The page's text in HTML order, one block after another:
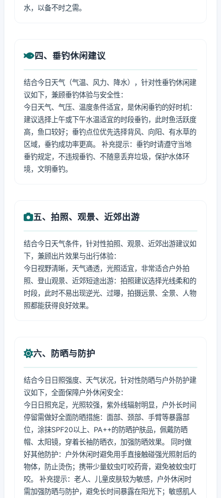
水，以备不时之需。
四、垂钓休闲建议
结合今日天气（气温、风力、降水），针对性垂钓休闲建
议如下，兼顾垂钓体验与安全性：
今日天气、气压、温度条件适宜，是休闲垂钓的好时机：
建议选择上午或下午水温适宜的时段垂钓，此时鱼活跃度
高，鱼口较好；垂钓点位优先选择背风、向阳、有水草的
区域，垂钓成功率更高。 补充提示：垂钓时请遵守当地
垂钓规定，不违规垂钓、不随意丢弃垃圾，保护水体环
境，文明垂钓。
五、拍照、观景、近郊出游
结合今日天气条件，针对性拍照、观景、近郊出游建议如
下，兼顾出片效果与出行体验：
今日视野清晰，天气通透，光照适宜，非常适合户外拍
照、登山观景、近郊短途出游：拍照建议选择光线柔和的
时段，此时不易出现逆光、过曝，拍摄远景、全景、人物
照都能获得良好效果。
六、防晒与防护
结合今日日照强度、天气状况，针对性防晒与户外防护建
议如下，全面保障户外休闲安全：
今日日照充足，光照较强，紫外线辐射明显，户外长时间
停留需做好全面防晒措施：面部、颈部、手臂等暴露部
位，涂抹SPF20以上、PA++的防晒护肤品，佩戴防晒
帽、太阳镜，穿着长袖防晒衣，加强防晒效果。 同时做
好其他防护：户外休闲时避免用手直接触碰强光照射后的
物体，防止烫伤；携带少量蚊虫叮咬药膏，避免被蚊虫叮
咬。 补充提示：老人、儿童皮肤较为敏感，户外休闲时
需加强防晒与防护，避免长时间暴露在阳光下；敏感肌人